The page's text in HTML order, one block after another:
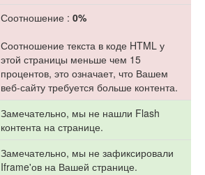
Соотношение : 0%
Соотношение текста в коде HTML у
этой страницы меньше чем 15
процентов, это означает, что Вашем
веб-сайту требуется больше контента.
Замечательно, мы не нашли Flash
контента на странице.
Замечательно, мы не зафиксировали
Iframe'ов на Вашей странице.